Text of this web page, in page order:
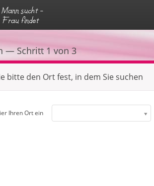
Mann sucht -
Frau findet
— Schritt 1 von 3
bitte den Ort fest, in dem Sie suchen
Ihren Ort ein